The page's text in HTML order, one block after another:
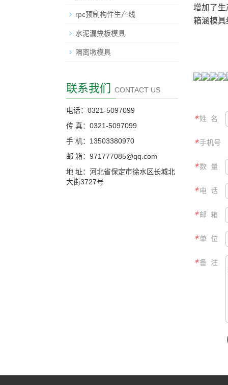
增加了生
箱涵模具
＊姓 名
＊手机号
＊数 量
＊电 话
＊邮 箱
＊单 位
＊备 注
rpc预制构件生产线
水泥漏粪板模具
隔离墩模具
联系我们 CONTACT US
电话：0321-5097099
传 真：0321-5097099
手 机：13503380970
邮 箱：971777085@qq.com
地 址：河北省保定市徐水区长城北
大街3727号